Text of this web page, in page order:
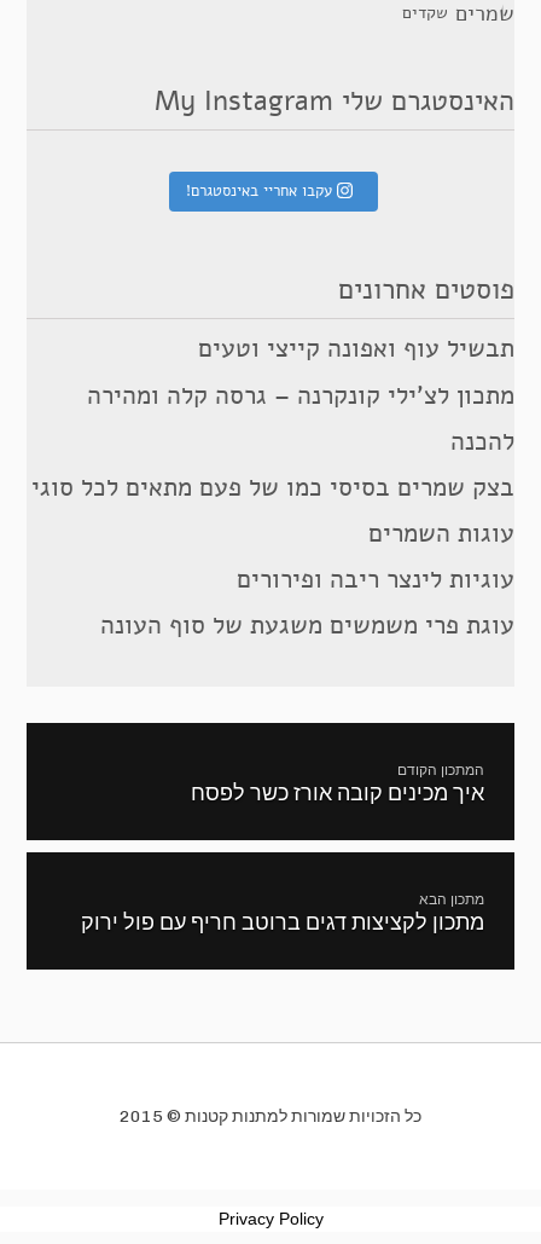
שמרים שקדים
האינסטגרם שלי My Instagram
עקבו אחריי באינסטגרם!
פוסטים אחרונים
תבשיל עוף ואפונה קייצי וטעים
מתכון לצ’ילי קונקרנה – גרסה קלה ומהירה
להכנה
בצק שמרים בסיסי כמו של פעם מתאים לכל סוגי
עוגות השמרים
עוגיות לינצר ריבה ופירורים
עוגת פרי משמשים משגעת של סוף העונה
המתכון הקודם
מתכון
איך מכינים קובה אורז כשר לפסח
מתכון הבא
המתכון
מתכון לקציצות דגים ברוטב חריף עם פול ירוק
כל הזכויות שמורות למתנות קטנות © 2015
Privacy Policy